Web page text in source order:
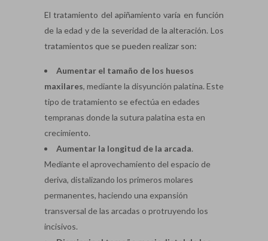
El tratamiento del apiñamiento varía en función
de la edad y de la severidad de la alteración. Los
tratamientos que se pueden realizar son:
Aumentar el tamaño de los huesos
maxilares, mediante la disyunción palatina. Este
tipo de tratamiento se efectúa en edades
tempranas donde la sutura palatina esta en
crecimiento.
Aumentar la longitud de la arcada.
Mediante el aprovechamiento del espacio de
deriva, distalizando los primeros molares
permanentes, haciendo una expansión
transversal de las arcadas o protruyendo los
incisivos.